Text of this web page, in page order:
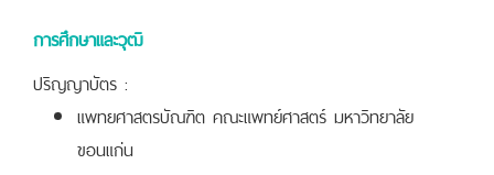
การศึกษาและวุฒิ
ปริญญาบัตร :
แพทยศาสตรบัณฑิต คณะแพทย์ศาสตร์ มหาวิทยาลัย
ขอนแก่น